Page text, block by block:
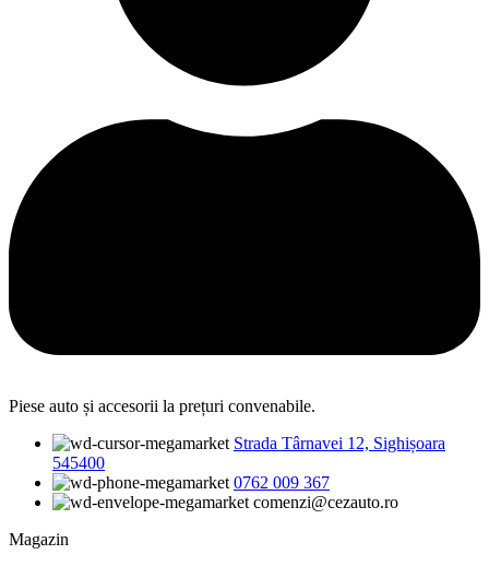
Piese auto și accesorii la prețuri convenabile.
Strada Târnavei 12, Sighișoara
545400
0762 009 367
comenzi@cezauto.ro
Magazin